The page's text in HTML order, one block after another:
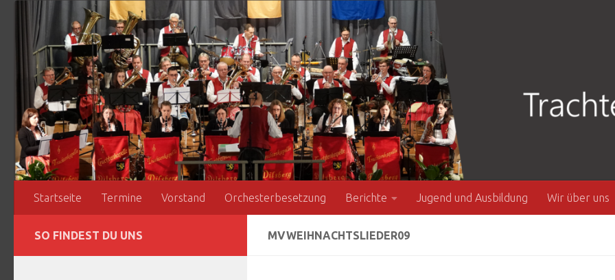
Zum Inhalt springen
Startseite Termine Vorstand Orchesterbesetzung Berichte Jugend und Ausbildung Wir über uns
MVWEIHNACHTSLIEDER09
SO FINDEST DU UNS